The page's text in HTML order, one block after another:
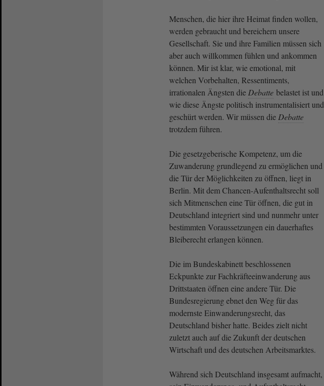
Menschen, die hier ihre Heimat finden wollen,
werden gebraucht und bereichern unsere
Gesellschaft. Sie und ihre Familien müssen sich
aber auch willkommen fühlen und ankommen
können. Mir ist klar, wie emotional, mit
welchen Vorbehalten, Ressentiments,
irrationalen Ängsten die Debatte belastet ist und
wie diese Ängste politisch instrumentalisiert und
geschürt werden. Wir müssen die Debatte
trotzdem führen.
Die gesetzgeberische Kompetenz, um die
Zuwanderung grundlegend zu ermöglichen und
die Tür der Möglichkeiten zu öffnen, liegt in
Berlin. Mit dem Chancen-Aufenthaltsrecht soll
sich Mitmenschen eine Tür öffnen, die gut in
Deutschland integriert sind und nunmehr unter
bestimmten Voraussetzungen ein dauerhaftes
Bleiberecht erlangen können.
Die im Bundeskabinett beschlossenen
Eckpunkte zur Fachkräfteeinwanderung aus
Drittstaaten öffnen eine andere Tür. Die
Bundesregierung ebnet den Weg für das
modernste Einwanderungsrecht, das
Deutschland bisher hatte. Beides zielt nicht
zuletzt auch auf die Zukunft der deutschen
Wirtschaft und des deutschen Arbeitsmarktes.
Während sich Deutschland insgesamt aufmacht,